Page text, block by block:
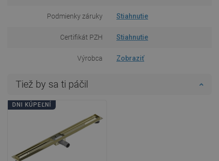
Podmienky záruky Stiahnutie
Certifikát PZH Stiahnutie
Výrobca Zobraziť
Tiež by sa ti páčil
DNI KÚPEĽNÍ